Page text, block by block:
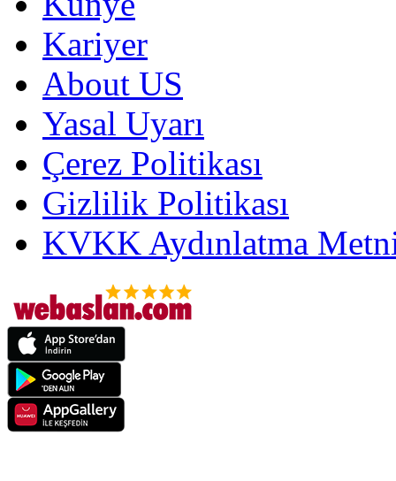
Kariyer
About US
Yasal Uyarı
Çerez Politikası
Gizlilik Politikası
KVKK Aydınlatma